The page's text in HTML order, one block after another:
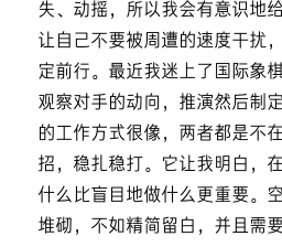
失、动摇，所以我会有意识地
让自己不要被周遭的速度干扰
定前行。最近我迷上了国际象
观察对手的动向，推演然后制
的工作方式很像，两者都是不
招，稳扎稳打。它让我明白，
什么比盲目地做什么更重要。
堆砌，不如精简留白，并且需